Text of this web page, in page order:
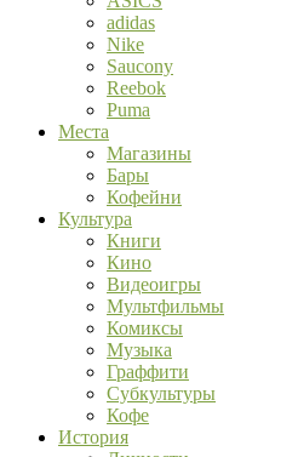
adidas
Nike
Saucony
Reebok
Puma
Места
Магазины
Бары
Кофейни
Культура
Книги
Кино
Видеоигры
Мультфильмы
Комиксы
Музыка
Граффити
Субкультуры
Кофе
История